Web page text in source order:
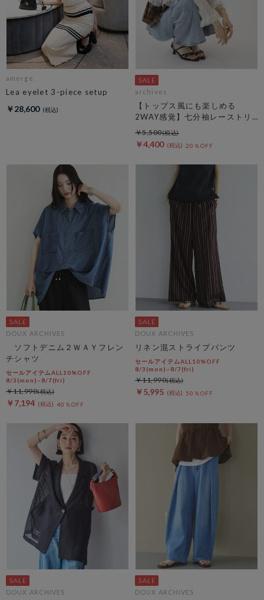
amerge.
Lea eyelet 3-piece setup
￥28,600
archives
【トップス風にも楽しめる
2WAY感覚】七分袖レーストリ
ム透かしニットカーディガン
￥4,400 20％OFF
￥5,500
DOUX ARCHIVES
ソフトデニム２ＷＡＹフレン
チシャツ
セールアイテムALL10%OFF
8/3(mon)~8/7(fri)
￥7,194 40％OFF
￥11,990
DOUX ARCHIVES
リネン混ストライプパンツ
セールアイテムALL10%OFF
8/3(mon)~8/7(fri)
￥5,995 50％OFF
￥11,990
DOUX ARCHIVES DOUX ARCHIVES